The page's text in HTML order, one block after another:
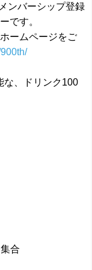
ンバーシップ登録
です。
ームページをご
な、ドリンク100
合